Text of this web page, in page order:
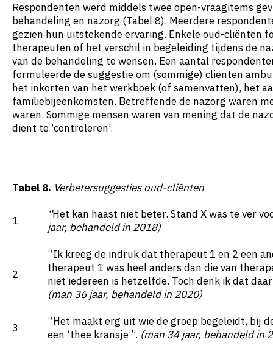
Respondenten werd middels twee open-vraagitems
behandeling en nazorg (Tabel 8). Meerdere
gezien hun uitstekende ervaring. Enkele oud-cliënten
therapeuten of het verschil in begeleiding tijdens de
van de behandeling te wensen. Een aantal
formuleerde de suggestie om (sommige) cliënten
het inkorten van het werkboek (of samenvatten), het
familiebijeenkomsten. Betreffende de nazorg waren
waren. Sommige mensen waren van mening dat de
dient te ‘controleren’.
Tabel 8. Verbetersuggesties oud-cliënten
1 “Het kan haast niet beter. Stand X was te ver
jaar, behandeld in 2018)
2
“Ik kreeg de indruk dat therapeut 1 en 2 een
therapeut 1 was heel anders dan die van
niet iedereen is hetzelfde. Toch denk ik dat
(man 36 jaar, behandeld in 2020)
3
“Het maakt erg uit wie de groep begeleidt, bij
een ‘thee kransje’”. (man 34 jaar, behandeld in